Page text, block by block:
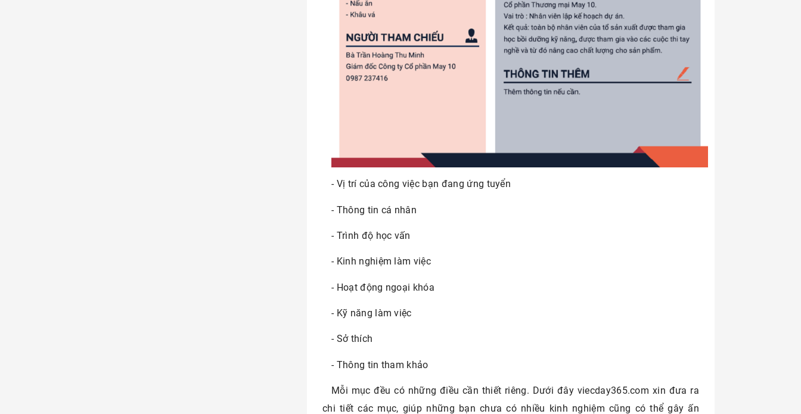
- Vị trí của công việc bạn đang ứng tuyển
- Thông tin cá nhân
- Trình độ học vấn
- Kinh nghiệm làm việc
- Hoạt động ngoại khóa
- Kỹ năng làm việc
- Sở thích
- Thông tin tham khảo
Mỗi mục đều có những điều cần thiết riêng. Dưới đây viecday365.com xin đưa ra
chi tiết các mục, giúp những bạn chưa có nhiều kinh nghiệm cũng có thể gây ấn